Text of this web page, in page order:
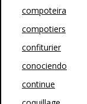
compoteira
compotiers
confiturier
conociendo
continue